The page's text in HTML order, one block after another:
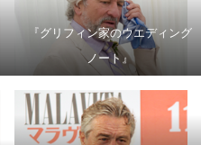
『グリフィン家のウエディング
ノート』